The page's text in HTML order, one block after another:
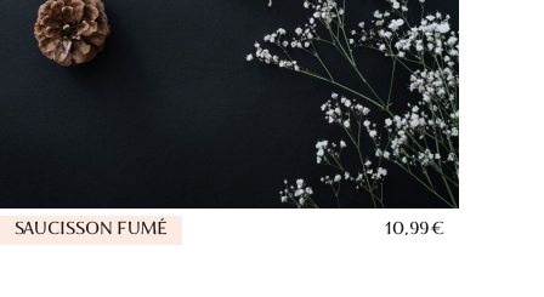
SAUCISSON FUMÉ 10,99 €